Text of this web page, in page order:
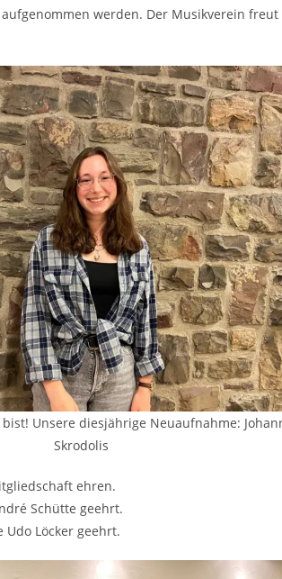
werden. Der Musikverein
bist! Unsere diesjährige Neuaufnahme:
Skrodolis
ehren.
Schütte geehrt.
Löcker geehrt.